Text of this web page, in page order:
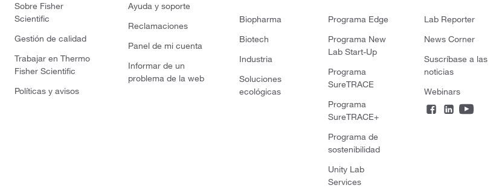
Sobre Fisher
Scientific
Gestión de calidad
Trabajar en Thermo
Fisher Scientific
Políticas y avisos
Ayuda y soporte
Reclamaciones
Panel de mi cuenta
Informar de un
problema de la web
Biopharma
Biotech
Industria
Soluciones
ecológicas
Programa Edge
Programa New
Lab Start-Up
Programa
SureTRACE
Programa
SureTRACE+
Programa de
sostenibilidad
Unity Lab
Services
Lab Reporter
News Corner
Suscríbase a las
noticias
Webinars